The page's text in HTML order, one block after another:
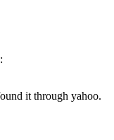
it through yahoo.